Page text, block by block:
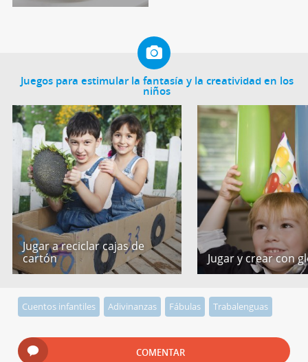
Juegos para estimular la fantasía y la creatividad en los
niños
Jugar a reciclar cajas de
cartón
Jugar y crear con
Cuentos infantiles Adivinanzas Fábulas Trabalenguas
COMENTAR